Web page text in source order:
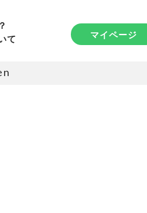
て
マイページ